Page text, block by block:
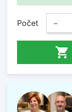
Počet −
